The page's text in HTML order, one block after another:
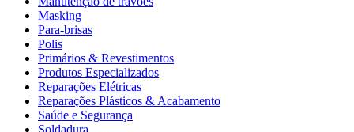
Masking
Para-brisas
Polis
Primários & Revestimentos
Produtos Especializados
Reparações Elétricas
Reparações Plásticos & Acabamento
Saúde e Segurança
Soldadura